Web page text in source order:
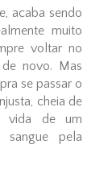
acaba sendo
muito
voltar no
novo. Mas
se passar o
cheia de
vida de um
pela